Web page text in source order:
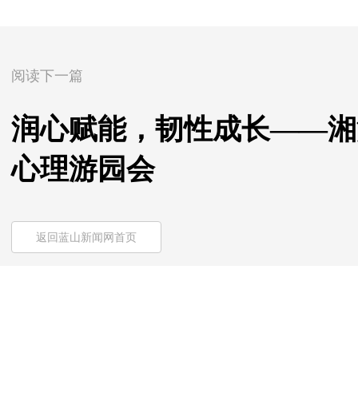
阅读下一篇
润心赋能，韧性成长——湘
心理游园会
返回蓝山新闻网首页